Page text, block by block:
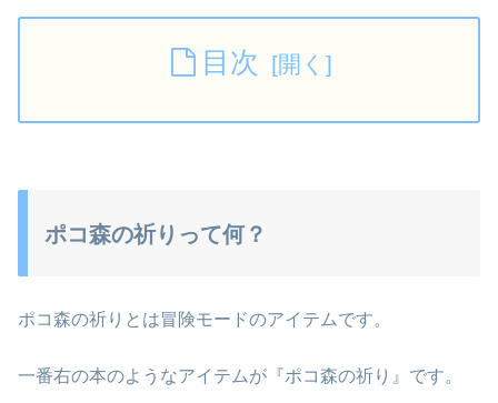
目次
ポコ森の祈りって何？
ポコ森の祈りとは冒険モードのアイテムです。
一番右の本のようなアイテムが『ポコ森の祈り』です。